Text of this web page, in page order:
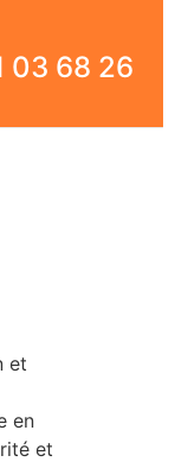
03 68 26
et
en
et